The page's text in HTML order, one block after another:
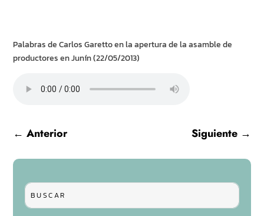
Palabras de Carlos Garetto en la apertura de la asamble de
productores en Junín (22/05/2013)
←Anterior Siguiente→